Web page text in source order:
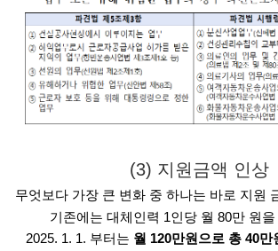
(3) 지원금액 인상
무엇보다 가장 큰 변화 중 하나는 바로 지원
기존에는 대체인력 1인당 월 80만 원
2025. 1. 1. 부터는 월 120만원으로 총 40